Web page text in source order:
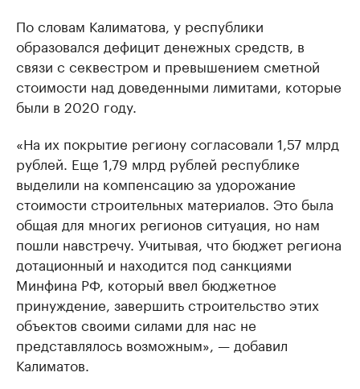
По словам Калиматова, у республики
образовался дефицит денежных средств, в
связи с секвестром и превышением сметной
стоимости над доведенными лимитами, которые
были в 2020 году.
«На их покрытие региону согласовали 1,57 млрд
рублей. Еще 1,79 млрд рублей республике
выделили на компенсацию за удорожание
стоимости строительных материалов. Это была
общая для многих регионов ситуация, но нам
пошли навстречу. Учитывая, что бюджет региона
дотационный и находится под санкциями
Минфина РФ, который ввел бюджетное
принуждение, завершить строительство этих
объектов своими силами для нас не
представлялось возможным», — добавил
Калиматов.